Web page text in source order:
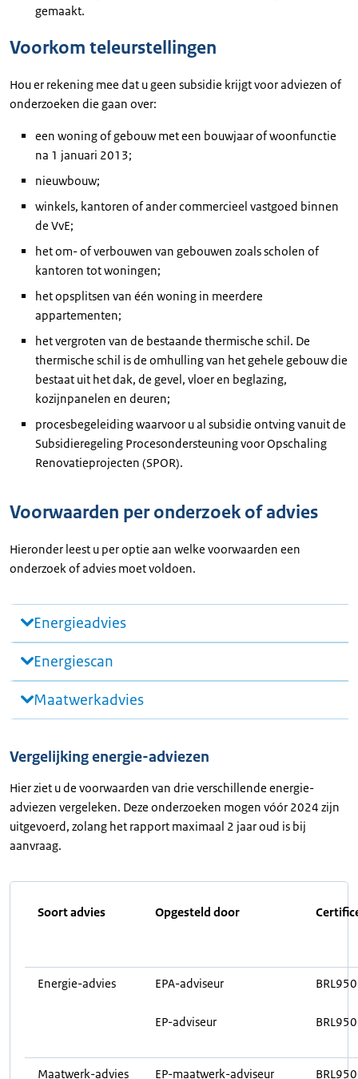
gemaakt.
Voorkom teleurstellingen
Hou er rekening mee dat u geen subsidie krijgt voor adviezen of
onderzoeken die gaan over:
een woning of gebouw met een bouwjaar of woonfunctie
na 1 januari 2013;
nieuwbouw;
winkels, kantoren of ander commercieel vastgoed binnen
de VvE;
het om- of verbouwen van gebouwen zoals scholen of
kantoren tot woningen;
het opsplitsen van één woning in meerdere
appartementen;
het vergroten van de bestaande thermische schil. De
thermische schil is de omhulling van het gehele gebouw die
bestaat uit het dak, de gevel, vloer en beglazing,
kozijnpanelen en deuren;
procesbegeleiding waarvoor u al subsidie ontving vanuit de
Subsidieregeling Procesondersteuning voor Opschaling
Renovatieprojecten (SPOR).
Voorwaarden per onderzoek of advies
Hieronder leest u per optie aan welke voorwaarden een
onderzoek of advies moet voldoen.
Energieadvies
Energiescan
Maatwerkadvies
Vergelijking energie-adviezen
Hier ziet u de voorwaarden van drie verschillende energie-
adviezen vergeleken. Deze onderzoeken mogen vóór 2024 zijn
uitgevoerd, zolang het rapport maximaal 2 jaar oud is bij
aanvraag.
Soort advies Opgesteld door
Energie-advies EPA-adviseur
EP-adviseur
Maatwerk-advies EP-maatwerk-adviseur